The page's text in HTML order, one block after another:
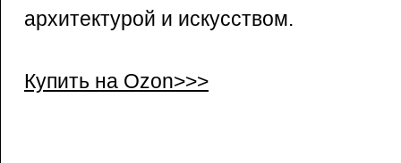
архитектурой и искусством.
Купить на Ozon>>>